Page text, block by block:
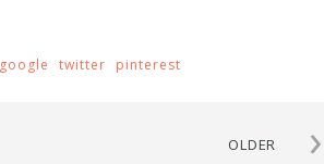
google twitter pinterest
OLDER ›